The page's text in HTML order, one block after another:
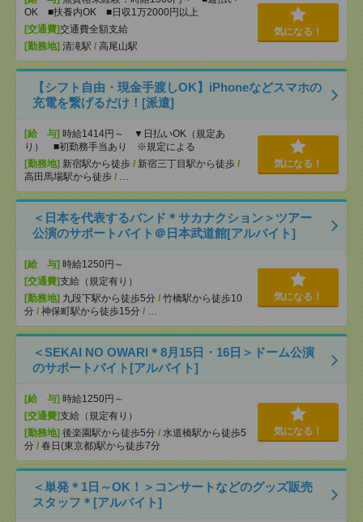
OK ■扶養内OK ■日収1万2000円以上
[交通費]交通費全額支給
[勤務地] 清滝駅 / 高尾山駅
気になる！
【シフト自由・現金手渡しOK】iPhoneなどスマホの
充電を繋げるだけ！[派遣]
[給 与] 時給1414円～ ▼日払いOK（規定あ
り） ■初勤務手当あり ※規定による
[勤務地] 新宿駅から徒歩 / 新宿三丁目駅から徒歩 /
高田馬場駅から徒歩 / …
気になる！
＜日本を代表するバンド＊サカナクション＞ツアー
公演のサポートバイト＠日本武道館[アルバイト]
[給 与] 時給1250円～
[交通費]支給（規定有り）
[勤務地] 九段下駅から徒歩5分 / 竹橋駅から徒歩10
分 / 神保町駅から徒歩15分 / …
気になる！
＜SEKAI NO OWARI＊8月15日・16日＞ドーム公演
のサポートバイト[アルバイト]
[給 与] 時給1250円～
[交通費]支給（規定有り）
[勤務地] 後楽園駅から徒歩5分 / 水道橋駅から徒歩5
分 / 春日(東京都)駅から徒歩7分
気になる！
＜単発＊1日～OK！＞コンサートなどのグッズ販売
スタッフ＊[アルバイト]